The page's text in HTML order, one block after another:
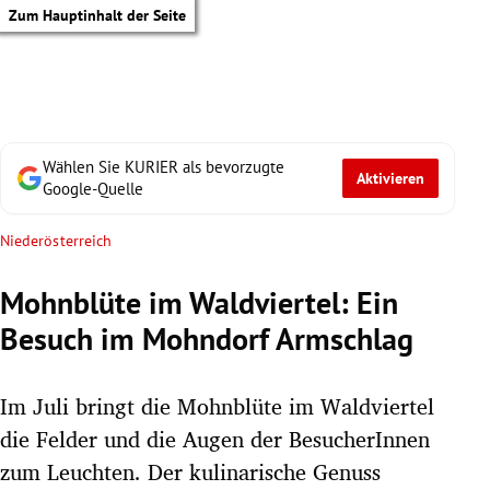
Zum Hauptinhalt der Seite
Untermenü
Wählen Sie KURIER als bevorzugte
Google-Quelle
Aktivieren
Niederösterreich
Mohnblüte im Waldviertel: Ein
Besuch im Mohndorf Armschlag
Im Juli bringt die Mohnblüte im Waldviertel
die Felder und die Augen der BesucherInnen
zum Leuchten. Der kulinarische Genuss